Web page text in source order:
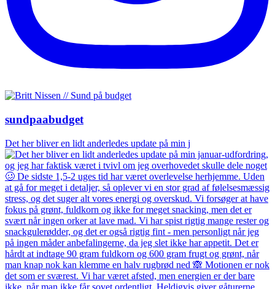
sundpaabudget
Det her bliver en lidt anderledes update på min j